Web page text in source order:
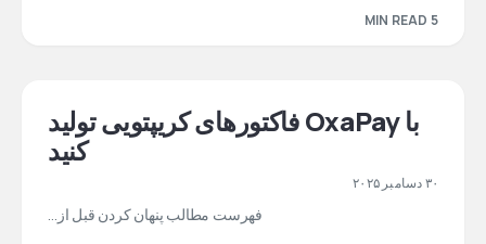
5 MIN READ
با OxaPay فاکتورهای کریپتویی تولید
کنید
۳۰ دسامبر ۲۰۲۵
فهرست مطالب پنهان کردن قبل از…